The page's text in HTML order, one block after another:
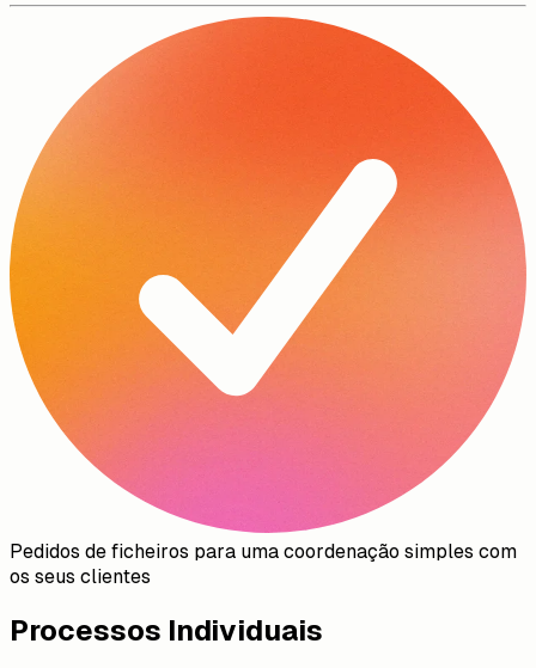
Pedidos de ficheiros para uma coordenação simples com
os seus clientes
Processos Individuais